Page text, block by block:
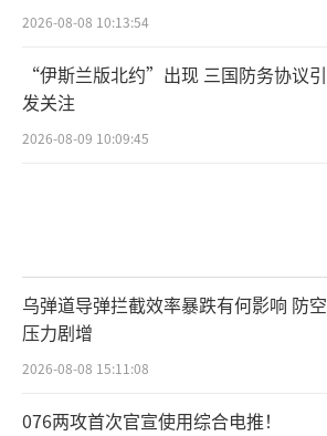
2026-08-08 10:13:54
“伊斯兰版北约”出现 三国防务协议引
发关注
2026-08-09 10:09:45
乌弹道导弹拦截效率暴跌有何影响 防空
压力剧增
2026-08-08 15:11:08
076两攻首次官宣使用综合电推！